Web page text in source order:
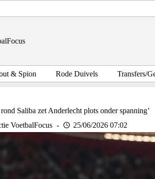
& Spion Rode Duivels Transfers/
Saliba zet Anderlecht plots onder spanning’
VoetbalFocus
25/06/2026 07:02